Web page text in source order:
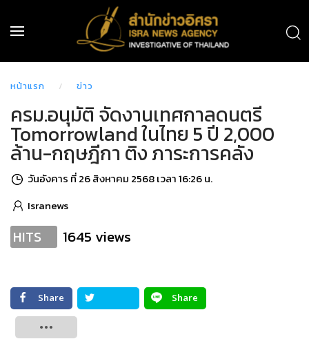
หน้าแรก ข่าว
ครม.อนุมัติ จัดงานเทศกาลดนตรี
Tomorrowland ในไทย 5 ปี 2,000
ล้าน-กฤษฎีกา ติง ภาระการคลัง
วันอังคาร ที่ 26 สิงหาคม 2568 เวลา 16:26 น.
Isranews
HITS 1645 views
Share
Share